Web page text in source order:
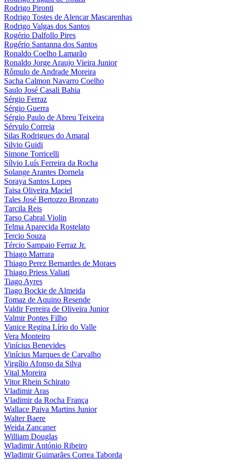
Rodrigo Pironti
Rodrigo Tostes de Alencar Mascarenhas
Rodrigo Valgas dos Santos
Rogério Dalfollo Pires
Rogério Santanna dos Santos
Ronaldo Coelho Lamarão
Ronaldo Jorge Araujo Vieira Junior
Rômulo de Andrade Moreira
Sacha Calmon Navarro Coelho
Saulo José Casali Bahia
Sérgio Ferraz
Sérgio Guerra
Sérgio Paulo de Abreu Teixeira
Sérvulo Correia
Silas Rodrigues do Amaral
Silvio Guidi
Simone Torricelli
Sílvio Luís Ferreira da Rocha
Solange Arantes Dornela
Soraya Santos Lopes
Taisa Oliveira Maciel
Tales José Bertozzo Bronzato
Tarcila Reis
Tarso Cabral Violin
Telma Aparecida Rostelato
Tercio Souza
Tércio Sampaio Ferraz Jr.
Thiago Marrara
Thiago Perez Bernardes de Moraes
Thiago Priess Valiati
Tiago Ayres
Tiago Bockie de Almeida
Tomaz de Aquino Resende
Valdir Ferreira de Oliveira Junior
Valmir Pontes Filho
Vanice Regina Lírio do Valle
Vera Monteiro
Vinícius Benevides
Vinícius Marques de Carvalho
Virgílio Afonso da Silva
Vital Moreira
Vitor Rhein Schirato
Vladimir Aras
Vladimir da Rocha França
Wallace Paiva Martins Junior
Walter Baere
Weida Zancaner
William Douglas
Wladimir António Ribeiro
Wladimir Guimarães Correa Taborda